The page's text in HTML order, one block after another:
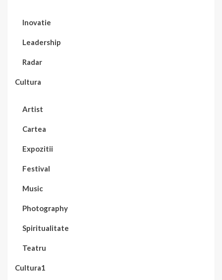
Inovatie
Leadership
Radar
Cultura
Artist
Cartea
Expozitii
Festival
Music
Photography
Spiritualitate
Teatru
Cultura1